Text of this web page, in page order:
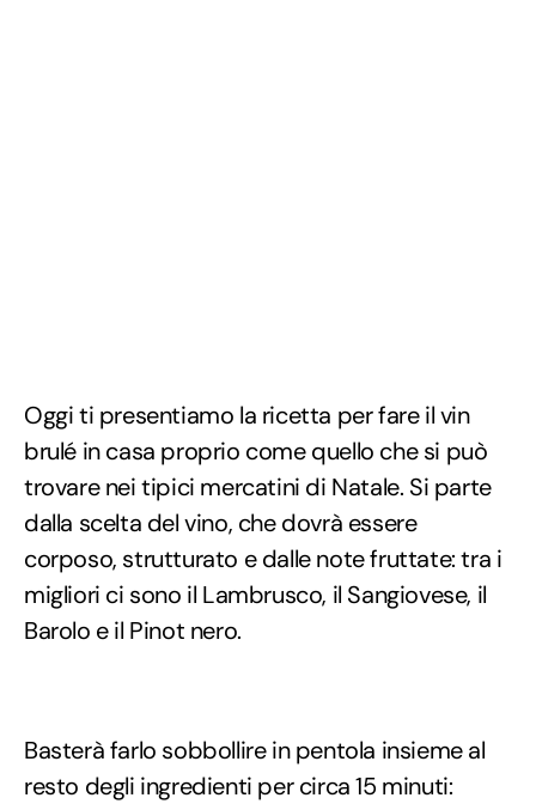
Oggi ti presentiamo la ricetta per fare il vin
brulé in casa proprio come quello che si può
trovare nei tipici mercatini di Natale. Si parte
dalla scelta del vino, che dovrà essere
corposo, strutturato e dalle note fruttate: tra i
migliori ci sono il Lambrusco, il Sangiovese, il
Barolo e il Pinot nero.
Basterà farlo sobbollire in pentola insieme al
resto degli ingredienti per circa 15 minuti: